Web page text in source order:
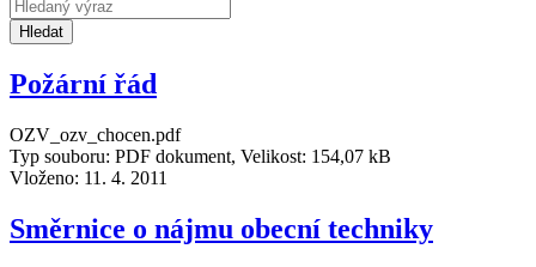
Hledat
Požární řád
OZV_ozv_chocen.pdf
Typ souboru: PDF dokument, Velikost: 154,07 kB
Vloženo: 11. 4. 2011
Směrnice o nájmu obecní techniky